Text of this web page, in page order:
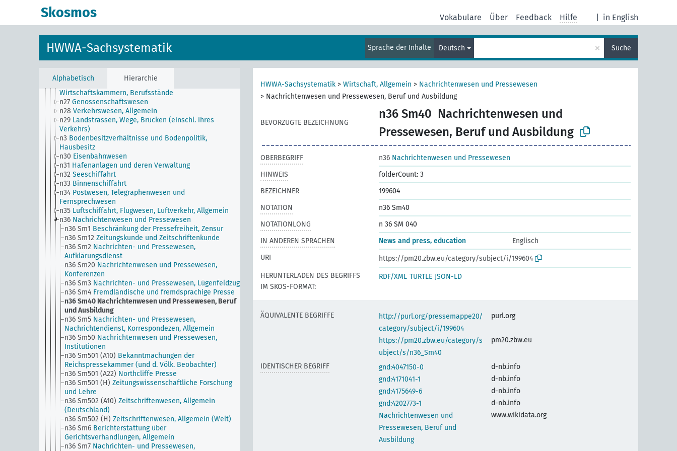
Skosmos in English
Vokabulare Über Feedback Hilfe
HWWA-Sachsystematik Sprache der Inhalte Deutsch × Suche
Alphabetisch Hierarchie
n19 Handelsbeziehungen zu einzelnen Ländern
n22 Spedition und Lagerung
Geld und Währung
n25 Börsenwesen
n26
Wirtschaftskammern, Berufsstände
n27 Genossenschaftswesen
n28 Verkehrswesen, Allgemein
n29 Landstrassen, Wege, Brücken (einschl. ihres
Verkehrs)
n3 Bodenbesitzverhältnisse und Bodenpolitik,
Hausbesitz
n30 Eisenbahnwesen
n31 Hafenanlagen und deren Verwaltung
n32 Seeschiffahrt
n33 Binnenschiffahrt
n34 Postwesen, Telegraphenwesen und
Fernsprechwesen
n35 Luftschiffahrt, Flugwesen, Luftverkehr, Allgemein
n36 Nachrichtenwesen und Pressewesen
n36 Sm1 Beschränkung der Pressefreiheit, Zensur
n36 Sm12 Zeitungskunde und Zeitschriftenkunde
n36 Sm2 Nachrichten- und Pressewesen,
Aufklärungsdienst
n36 Sm20 Nachrichtenwesen und Pressewesen,
Konferenzen
n36 Sm3 Nachrichten- und Pressewesen, Lügenfeldzug
n36 Sm4 Fremdländische und fremdsprachige Presse
n36 Sm40 Nachrichtenwesen und Pressewesen, Beruf
und Ausbildung
n36 Sm5 Nachrichten- und Pressewesen,
Nachrichtendienst, Korrespondezen, Allgemein
n36 Sm50 Nachrichtenwesen und Pressewesen,
Institutionen
n36 Sm501 (A10) Bekanntmachungen der
Reichspressekammer (und d. Völk. Beobachter)
n36 Sm501 (A22) Northcliffe Presse
n36 Sm501 (H) Zeitungswissenschaftliche Forschung
und Lehre
n36 Sm502 (A10) Zeitschriftenwesen, Allgemein
(Deutschland)
n36 Sm502 (H) Zeitschriftenwesen, Allgemein (Welt)
n36 Sm6 Berichterstattung über
Gerichtsverhandlungen, Allgemein
n36 Sm7 Nachrichten- und Pressewesen,
HWWA-Sachsystematik > Wirtschaft, Allgemein > Nachrichtenwesen und Pressewesen
> Nachrichtenwesen und Pressewesen, Beruf und Ausbildung
BEVORZUGTE BEZEICHNUNG
n36 Sm40 Nachrichtenwesen und
Pressewesen, Beruf und Ausbildung
OBERBEGRIFF n36 Nachrichtenwesen und Pressewesen
HINWEIS
folderCount: 3
BEZEICHNER
199604
NOTATION
n36 Sm40
NOTATIONLONG
n 36 SM 040
IN ANDEREN SPRACHEN
News and press, education
Englisch
URI
https://pm20.zbw.eu/category/subject/i/199604
HERUNTERLADEN DES BEGRIFFS
IM SKOS-FORMAT:
RDF/XML TURTLE JSON-LD
ÄQUIVALENTE BEGRIFFE
http://purl.org/pressemappe20/
category/subject/i/199604
purl.org
https://pm20.zbw.eu/category/s
ubject/s/n36_Sm40
pm20.zbw.eu
IDENTISCHER BEGRIFF gnd:4047150-0
d-nb.info
gnd:4171041-1
d-nb.info
gnd:4175649-6
d-nb.info
gnd:4202773-1
d-nb.info
Nachrichtenwesen und
Pressewesen, Beruf und
Ausbildung
www.wikidata.org